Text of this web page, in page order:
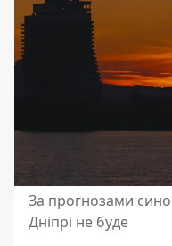
За прогнозами
Дніпрі не буде